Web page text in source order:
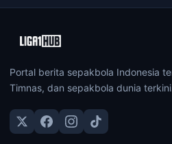
Portal berita sepakbola Indonesia
Timnas, dan sepakbola dunia